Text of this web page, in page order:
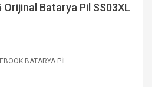
Orijinal Batarya Pil SS03XL
BATARYA PİL